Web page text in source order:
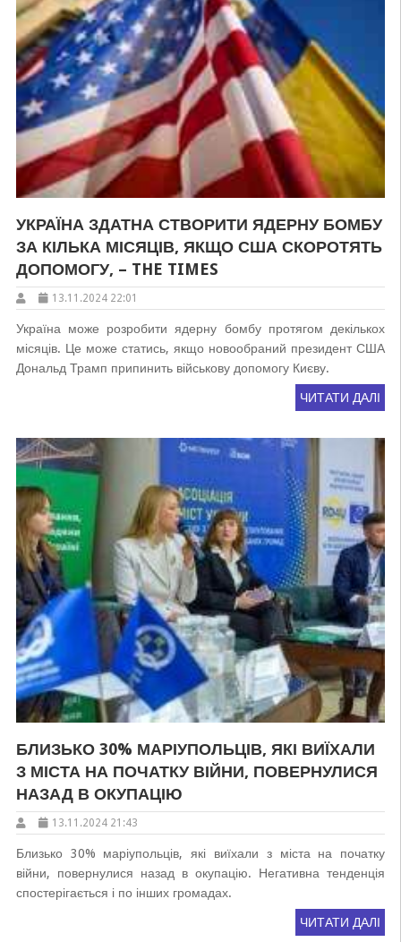
УКРАЇНА ЗДАТНА СТВОРИТИ ЯДЕРНУ БОМБУ
ЗА КІЛЬКА МІСЯЦІВ, ЯКЩО США СКОРОТЯТЬ
ДОПОМОГУ, – THE TIMES
13.11.2024 22:01
Україна може розробити ядерну бомбу протягом декількох
місяців. Це може статись, якщо новообраний президент США
Дональд Трамп припинить військову допомогу Києву.
ЧИТАТИ ДАЛІ
БЛИЗЬКО 30% МАРІУПОЛЬЦІВ, ЯКІ ВИЇХАЛИ
З МІСТА НА ПОЧАТКУ ВІЙНИ, ПОВЕРНУЛИСЯ
НАЗАД В ОКУПАЦІЮ
13.11.2024 21:43
Близько 30% маріупольців, які виїхали з міста на початку
війни, повернулися назад в окупацію. Негативна тенденція
спостерігається і по інших громадах.
ЧИТАТИ ДАЛІ